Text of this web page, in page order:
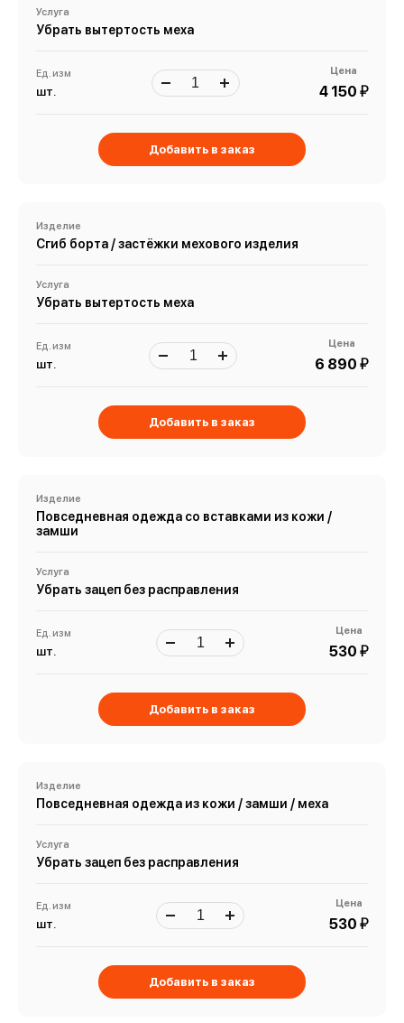
Услуга
Убрать вытертость меха
Ед. изм
шт.
Цена
4 150 й
Добавить в заказ
Изделие
Сгиб борта / застёжки мехового изделия
Услуга
Убрать вытертость меха
Ед. изм
шт.
Цена
6 890 й
Добавить в заказ
Изделие
Повседневная одежда со вставками из кожи /
замши
Услуга
Убрать зацеп без расправления
Ед. изм
шт.
Цена
530 й
Добавить в заказ
Изделие
Повседневная одежда из кожи / замши / меха
Услуга
Убрать зацеп без расправления
Ед. изм
шт.
Цена
530 й
Добавить в заказ